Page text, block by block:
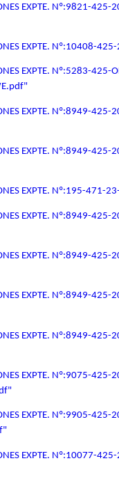
EXPTE. Nº:9821-425-
EXPTE. Nº:10408-
EXPTE. Nº:5283-425-
EXPTE. Nº:8949-425-
EXPTE. Nº:8949-425-
EXPTE. Nº:195-471-
EXPTE. Nº:8949-425-
EXPTE. Nº:8949-425-
EXPTE. Nº:8949-425-
EXPTE. Nº:8949-425-
EXPTE. Nº:9075-
EXPTE. Nº:9905-425-
EXPTE. Nº:10077-